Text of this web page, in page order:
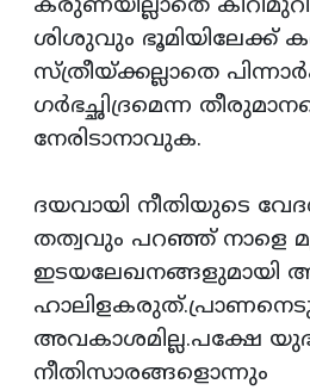
കരുണയില്ലാതെ
ശിശുവും ഭൂമിയിലേക്ക്
സ്ത്രീയ്ക്കല്ലാതെ
ഗര്‍ഭച്ഛിദ്രമെന്ന
നേരിടാനാവുക.
ദയവായി നീതിയുടെ
തത്വവും പറഞ്ഞ് നാളെ
ഇടയലേഖനങ്ങളുമായി
അവകാശമില്ല.പക്ഷേ
നീതിസാരങ്ങളൊന്നും